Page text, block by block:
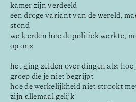
kamer zijn verdeeld
een droge variant van de wereld,
stond
we leerden hoe de politiek werkte,
op ons
het ging zelden over dingen als:
groep die je niet begrijpt
hoe de werkelijkheid niet strookt
zijn allemaal gelijk’